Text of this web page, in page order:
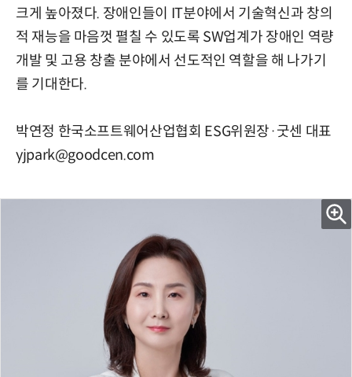
크게 높아졌다. 장애인들이 IT분야에서 기술혁신과 창의
적 재능을 마음껏 펼칠 수 있도록 SW업계가 장애인 역량
개발 및 고용 창출 분야에서 선도적인 역할을 해 나가기
를 기대한다.
박연정 한국소프트웨어산업협회 ESG위원장·굿센 대표
yjpark@goodcen.com